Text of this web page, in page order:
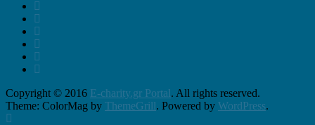
Copyright © 2016 E-charity.gr Portal. All rights reserved.
Theme: ColorMag by ThemeGrill. Powered by WordPress.